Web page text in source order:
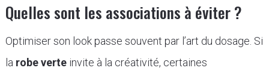
Quelles sont les associations à éviter ?
Optimiser son look passe souvent par l’art du dosage. Si
la robe verteinvite à la créativité, certaines